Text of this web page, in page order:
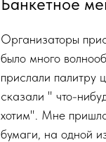
Организаторы
было много
прислали палитру
сказали " что-
хотим". Мне
бумаги, на одной